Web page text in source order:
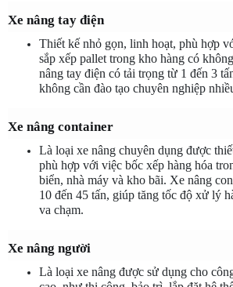
Xe nâng tay điện
Thiết kế nhỏ gọn, linh hoạt, phù hợp
sắp xếp pallet trong kho hàng có
nâng tay điện có tải trọng từ 1 đến 3
không cần đào tạo chuyên nghiệp
Xe nâng container
Là loại xe nâng chuyên dụng được
phù hợp với việc bốc xếp hàng hóa
biển, nhà máy và kho bãi. Xe nâng
10 đến 45 tấn, giúp tăng tốc độ xử lý
va chạm.
Xe nâng người
Là loại xe nâng được sử dụng cho